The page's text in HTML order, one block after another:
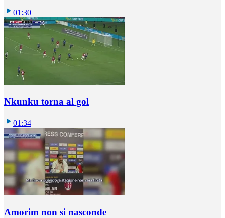
01:30
Nkunku torna al gol
01:34
Amorim non si nasconde